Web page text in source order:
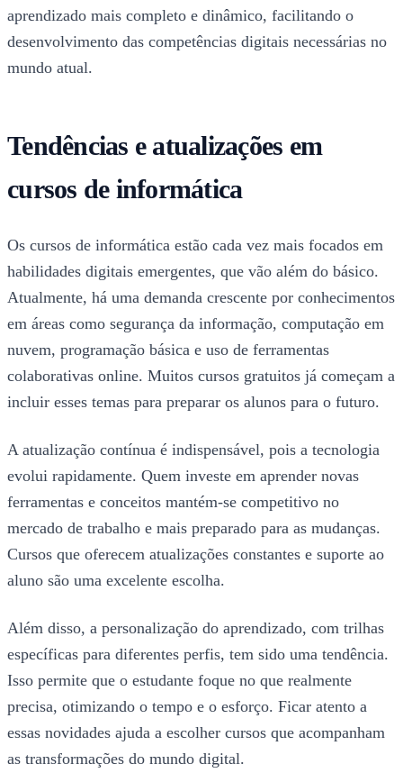
aprendizado mais completo e dinâmico, facilitando o
desenvolvimento das competências digitais necessárias no
mundo atual.
Tendências e atualizações em
cursos de informática
Os cursos de informática estão cada vez mais focados em
habilidades digitais emergentes, que vão além do básico.
Atualmente, há uma demanda crescente por conhecimentos
em áreas como segurança da informação, computação em
nuvem, programação básica e uso de ferramentas
colaborativas online. Muitos cursos gratuitos já começam a
incluir esses temas para preparar os alunos para o futuro.
A atualização contínua é indispensável, pois a tecnologia
evolui rapidamente. Quem investe em aprender novas
ferramentas e conceitos mantém-se competitivo no
mercado de trabalho e mais preparado para as mudanças.
Cursos que oferecem atualizações constantes e suporte ao
aluno são uma excelente escolha.
Além disso, a personalização do aprendizado, com trilhas
específicas para diferentes perfis, tem sido uma tendência.
Isso permite que o estudante foque no que realmente
precisa, otimizando o tempo e o esforço. Ficar atento a
essas novidades ajuda a escolher cursos que acompanham
as transformações do mundo digital.